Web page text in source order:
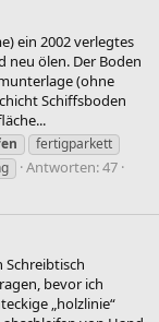
ein 2002 verlegtes
neu ölen. Der Boden
(ohne
Schiffsboden
fertigparkett
Antworten: 47
Schreibtisch
bevor ich
„holzlinie“